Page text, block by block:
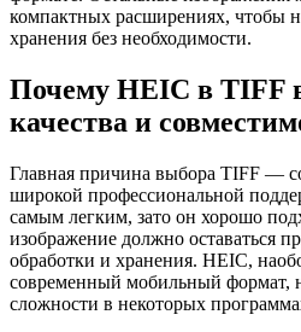
компактных расширениях, чтобы
хранения без необходимости.
Почему HEIC в TIFF
качества и
Главная причина выбора TIFF —
широкой профессиональной
самым легким, зато он хорошо
изображение должно оставаться
обработки и хранения. HEIC,
современный мобильный формат,
сложности в некоторых